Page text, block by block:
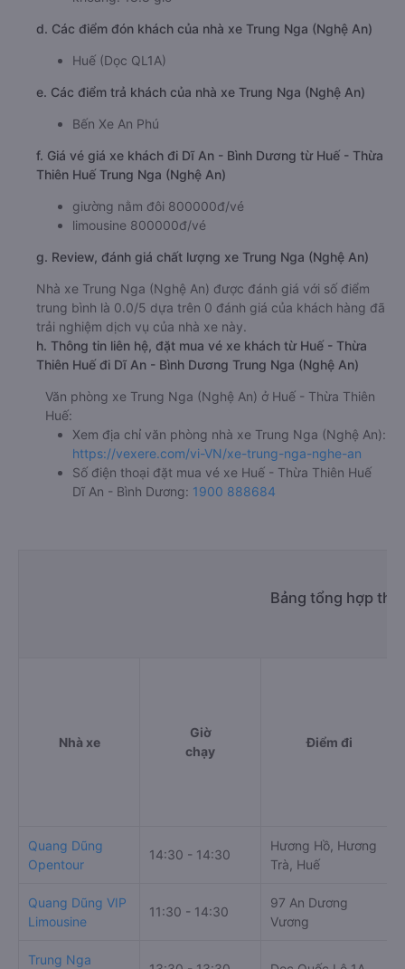
d. Các điểm đón khách của nhà xe Trung Nga (Nghệ An)
Huế (Dọc QL1A)
e. Các điểm trả khách của nhà xe Trung Nga (Nghệ An)
Bến Xe An Phú
f. Giá vé giá xe khách đi Dĩ An - Bình Dương từ Huế - Thừa
Thiên Huế Trung Nga (Nghệ An)
giường nằm đôi 800000đ/vé
limousine 800000đ/vé
g. Review, đánh giá chất lượng xe Trung Nga (Nghệ An)
Nhà xe Trung Nga (Nghệ An) được đánh giá với số điểm
trung bình là 0.0/5 dựa trên 0 đánh giá của khách hàng đã
trải nghiệm dịch vụ của nhà xe này.
h. Thông tin liên hệ, đặt mua vé xe khách từ Huế - Thừa
Thiên Huế đi Dĩ An - Bình Dương Trung Nga (Nghệ An)
Văn phòng xe Trung Nga (Nghệ An) ở Huế - Thừa Thiên
Huế:
Xem địa chỉ văn phòng nhà xe Trung Nga (Nghệ An):
https://vexere.com/vi-VN/xe-trung-nga-nghe-an
Số điện thoại đặt mua vé xe Huế - Thừa Thiên Huế
Dĩ An - Bình Dương: 1900 888684
Bảng tổng hợp
Nhà xe
Giờ
chạy
Điểm đi
Quang Dũng
Opentour
14:30 - 14:30
Hương Hồ, Hương
Trà, Huế
Quang Dũng VIP
Limousine
11:30 - 14:30
97 An Dương
Vương
Trung Nga